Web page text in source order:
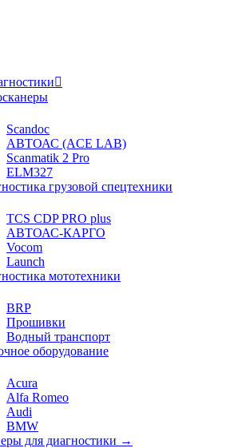

Scandoc
АВТОАС (ACE LAB)
Scanmatik 2 Pro
ELM327
грузовой спецтехники
TCS CDP PRO plus
АВТОАС-КАРГО
Vocom
Launch
мототехники
BRP
Прошивки
Водный транспорт
оборудование
Acura
Alfa Romeo
Audi
BMW
для диагностики →